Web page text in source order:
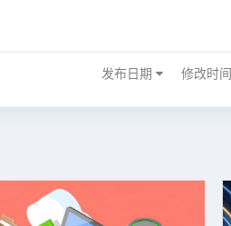
发布日期 修改时间